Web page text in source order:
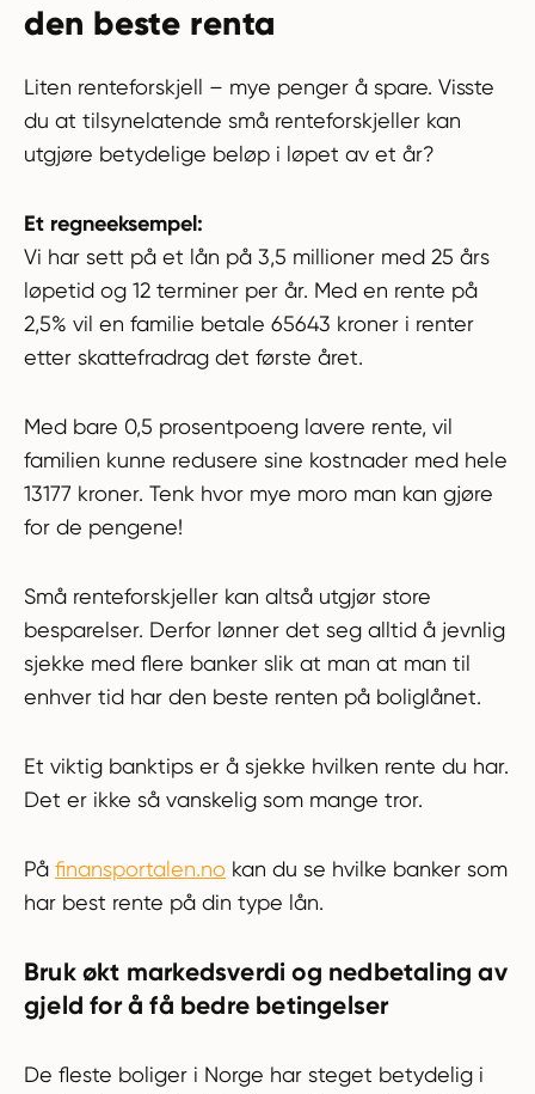
den beste renta
Liten renteforskjell – mye penger å spare. Visste
du at tilsynelatende små renteforskjeller kan
utgjøre betydelige beløp i løpet av et år?
Et regneeksempel:
Vi har sett på et lån på 3,5 millioner med 25 års
løpetid og 12 terminer per år. Med en rente på
2,5% vil en familie betale 65643 kroner i renter
etter skattefradrag det første året.
Med bare 0,5 prosentpoeng lavere rente, vil
familien kunne redusere sine kostnader med hele
13177 kroner. Tenk hvor mye moro man kan gjøre
for de pengene!
Små renteforskjeller kan altså utgjør store
besparelser. Derfor lønner det seg alltid å jevnlig
sjekke med flere banker slik at man at man til
enhver tid har den beste renten på boliglånet.
Et viktig banktips er å sjekke hvilken rente du har.
Det er ikke så vanskelig som mange tror.
På finansportalen.no kan du se hvilke banker som
har best rente på din type lån.
Bruk økt markedsverdi og nedbetaling av
gjeld for å få bedre betingelser
De fleste boliger i Norge har steget betydelig i